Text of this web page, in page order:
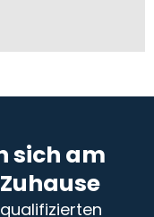
sich am